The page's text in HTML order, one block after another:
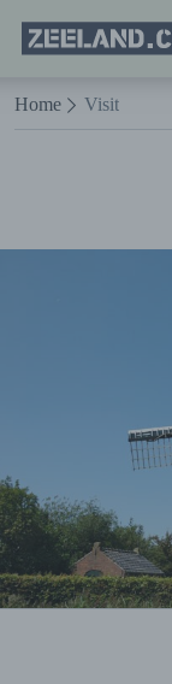
Naar hoofdinhoud
Homepage
Zeeland.com
Home Visit